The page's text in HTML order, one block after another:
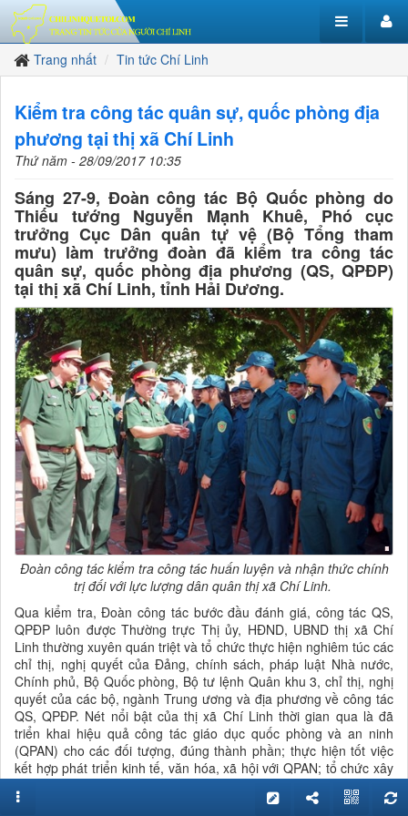
Trang nhất Tin tức Chí Linh
Kiểm tra công tác quân sự, quốc phòng địa
phương tại thị xã Chí Linh
Thứ năm - 28/09/2017 10:35
Sáng 27-9, Đoàn công tác Bộ Quốc phòng do
Thiếu tướng Nguyễn Mạnh Khuê, Phó cục
trưởng Cục Dân quân tự vệ (Bộ Tổng tham
mưu) làm trưởng đoàn đã kiểm tra công tác
quân sự, quốc phòng địa phương (QS, QPĐP)
tại thị xã Chí Linh, tỉnh Hải Dương.
Đoàn công tác kiểm tra công tác huấn luyện và nhận thức chính
trị đối với lực lượng dân quân thị xã Chí Linh.
Qua kiểm tra, Đoàn công tác bước đầu đánh giá, công tác QS,
QPĐP luôn được Thường trực Thị ủy, HĐND, UBND thị xã Chí
Linh thường xuyên quán triệt và tổ chức thực hiện nghiêm túc các
chỉ thị, nghị quyết của Đảng, chính sách, pháp luật Nhà nước,
Chính phủ, Bộ Quốc phòng, Bộ tư lệnh Quân khu 3, chỉ thị, nghị
quyết của các bộ, ngành Trung ương và địa phương về công tác
QS, QPĐP. Nét nổi bật của thị xã Chí Linh thời gian qua là đã
triển khai hiệu quả công tác giáo dục quốc phòng và an ninh
(QPAN) cho các đối tượng, đúng thành phần; thực hiện tốt việc
kết hợp phát triển kinh tế, văn hóa, xã hội với QPAN; tổ chức xây
dựng, huấn luyện và bảo đảm hoạt động tác chiến của bộ đội địa
phương, dân quân tự vệ, dự bị động viên, công tác tuyển quân và